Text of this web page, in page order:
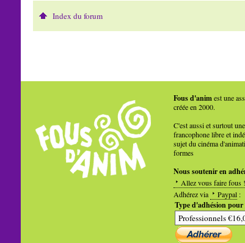
Index du forum
Fous d'animest une
créée en 2000.
C'est aussi et surtout
francophone libre et
sujet du cinéma
formes
Nous soutenir en
Allez vous faire fous !
Adhérez via
Paypal:
Type d'adhésion pour